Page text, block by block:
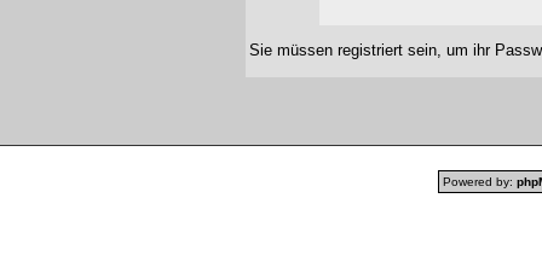
Sie müssenregistriert sein, um ihr
Powered by: